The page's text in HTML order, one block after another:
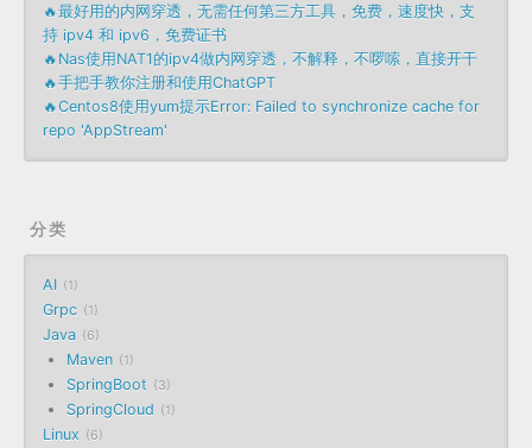
🔥最好用的内网穿透，无需任何第三方工具，免费，速度快，支
持 ipv4 和 ipv6，免费证书
🔥Nas使用NAT1的ipv4做内网穿透，不解释，不啰嗦，直接开干
🔥手把手教你注册和使用ChatGPT
🔥Centos8使用yum提示Error: Failed to synchronize cache for
repo 'AppStream'
分类
AI 1
Grpc 1
Java 6
Maven 1
SpringBoot 3
SpringCloud 1
Linux 6